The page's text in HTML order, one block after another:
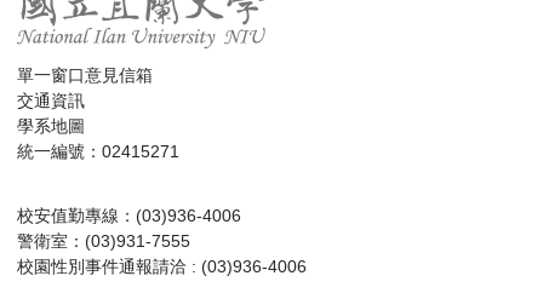
單一窗口意見信箱
交通資訊
學系地圖
統一編號：02415271
校安值勤專線：(03)936-4006
警衛室：(03)931-7555
校園性別事件通報請洽 : (03)936-4006